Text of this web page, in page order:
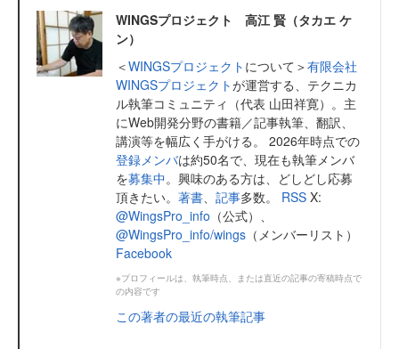
WINGSプロジェクト 高江 賢（タカエ ケ
ン）
＜WINGSプロジェクト について＞有限会社
WINGSプロジェクトが運営する、テクニカ
ル執筆コミュニティ（代表 山田祥寛）。主
にWeb開発分野の書籍／記事執筆、翻訳、
講演等を幅広く手がける。 2026年時点での
登録メンバは約50名で、現在も執筆メンバ
を募集中。興味のある方は、どしどし応募
頂きたい。 著書 記事多数。 RSS X:
@WingsPro_info （公式）、
@WingsPro_info/wings （メンバーリスト）
Facebook
※プロフィールは、執筆時点、または直近の記事の寄稿時点で
の内容です
この著者の最近の執筆記事